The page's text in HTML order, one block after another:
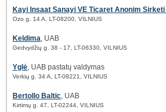
Kayi Insaat Sanayi VE Ticaret Anonim
Ozo g. 14 A, LT-08200, VILNIUS
Keldima, UAB
Gedvydžių g. 38 - 17, LT-06330, VILNIUS
Yglė, UAB pastatų valdymas
Verkių g. 34 A, LT-08221, VILNIUS
Bertollo Baltic, UAB
Kirtimų g. 47, LT-02244, VILNIUS